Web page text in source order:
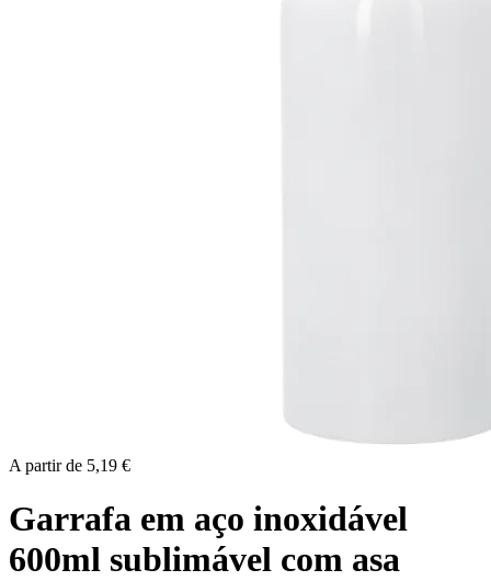
A partir de 5,19 €
Garrafa em aço inoxidável
600ml sublimável com asa